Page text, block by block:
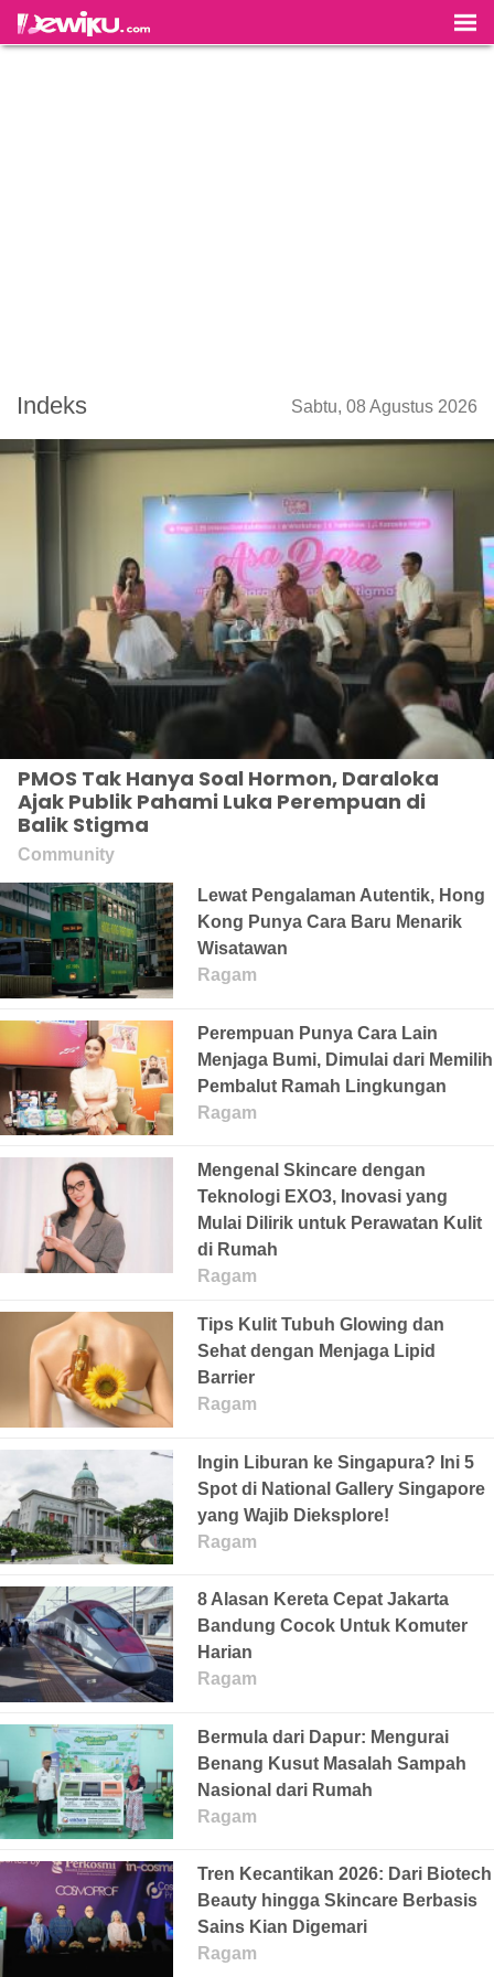
Indeks Sabtu, 08 Agustus 2026
PMOS Tak Hanya Soal Hormon, Daraloka
Ajak Publik Pahami Luka Perempuan di
Balik Stigma
Community
Lewat Pengalaman Autentik, Hong
Kong Punya Cara Baru Menarik
Wisatawan
Ragam
Perempuan Punya Cara Lain
Menjaga Bumi, Dimulai dari Memilih
Pembalut Ramah Lingkungan
Ragam
Mengenal Skincare dengan
Teknologi EXO3, Inovasi yang
Mulai Dilirik untuk Perawatan Kulit
di Rumah
Ragam
Tips Kulit Tubuh Glowing dan
Sehat dengan Menjaga Lipid
Barrier
Ragam
Ingin Liburan ke Singapura? Ini 5
Spot di National Gallery Singapore
yang Wajib Dieksplore!
Ragam
8 Alasan Kereta Cepat Jakarta
Bandung Cocok Untuk Komuter
Harian
Ragam
Bermula dari Dapur: Mengurai
Benang Kusut Masalah Sampah
Nasional dari Rumah
Ragam
Tren Kecantikan 2026: Dari Biotech
Beauty hingga Skincare Berbasis
Sains Kian Digemari
Ragam